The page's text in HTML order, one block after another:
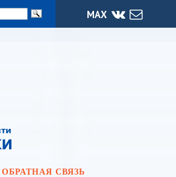
МАХ
ОБРАТНАЯ СВЯЗЬ